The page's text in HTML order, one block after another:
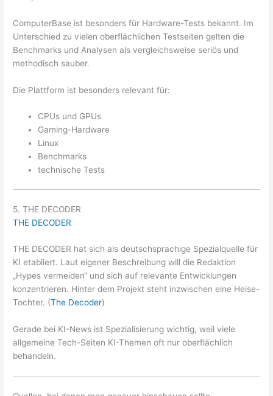
ComputerBase ist besonders für Hardware-Tests bekannt. Im
Unterschied zu vielen oberflächlichen Testseiten gelten die
Benchmarks und Analysen als vergleichsweise seriös und
methodisch sauber.
Die Plattform ist besonders relevant für:
CPUs und GPUs
Gaming-Hardware
Linux
Benchmarks
technische Tests
5. THE DECODER
THE DECODER
THE DECODER hat sich als deutschsprachige Spezialquelle für
KI etabliert. Laut eigener Beschreibung will die Redaktion
„Hypes vermeiden“ und sich auf relevante Entwicklungen
konzentrieren. Hinter dem Projekt steht inzwischen eine Heise-
Tochter. (The Decoder)
Gerade bei KI-News ist Spezialisierung wichtig, weil viele
allgemeine Tech-Seiten KI-Themen oft nur oberflächlich
behandeln.